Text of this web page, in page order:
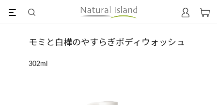
モミと白樺のやすらぎボディウォッシュ
302ml